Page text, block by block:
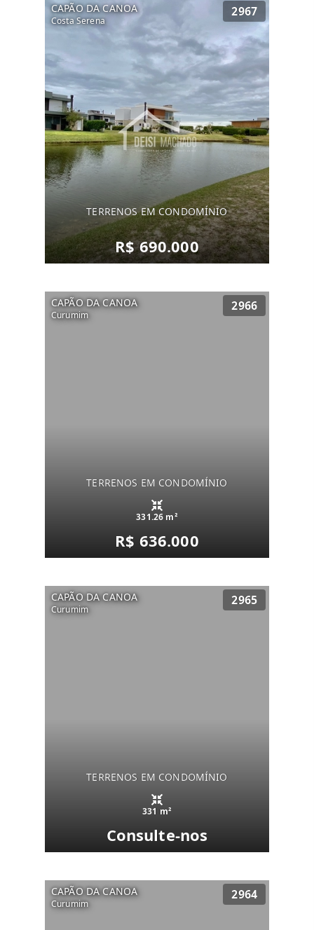
CAPÃO DA CANOA
Costa Serena
2967
TERRENOS EM CONDOMÍNIO
R$ 690.000
CAPÃO DA CANOA
Curumim
2966
TERRENOS EM CONDOMÍNIO
331.26 m²
R$ 636.000
CAPÃO DA CANOA
Curumim
2965
TERRENOS EM CONDOMÍNIO
331 m²
Consulte-nos
CAPÃO DA CANOA
Curumim
2964